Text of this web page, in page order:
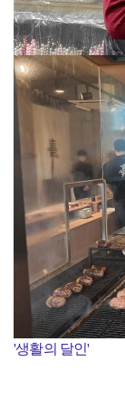
'생활의 달인'